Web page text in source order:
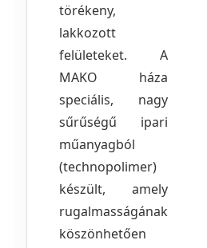
törékeny,
lakkozott
felületeket. A
MAKO háza
speciális, nagy
sűrűségű ipari
műanyagból
(technopolimer)
készült, amely
rugalmasságának
köszönhetően